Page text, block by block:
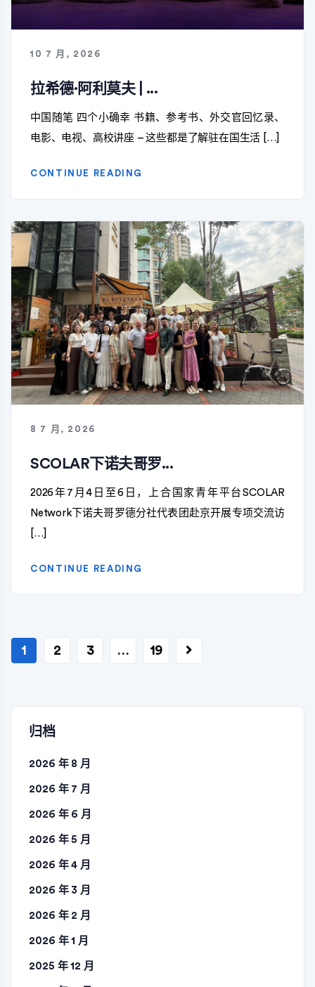
10 7 月, 2026
拉希德·阿利莫夫 | ...
中国随笔 四个小确幸 书籍、参考书、外交官回忆录、
电影、电视、高校讲座 – 这些都是了解驻在国生活 […]
CONTINUE READING
8 7 月, 2026
SCOLAR下诺夫哥罗...
2026年7月4日至6日，上合国家青年平台SCOLAR
Network下诺夫哥罗德分社代表团赴京开展专项交流访
[…]
CONTINUE READING
文
页
1 2 3 … 19
归档
2026 年 8 月
2026 年 7 月
2026 年 6 月
2026 年 5 月
2026 年 4 月
2026 年 3 月
2026 年 2 月
2026 年 1 月
2025 年 12 月